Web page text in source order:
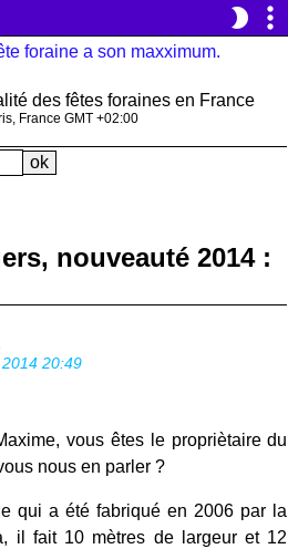
brightness_2 more_vert
des fêtes foraines en France
France GMT +02:00
nouveauté 2014 :
20:49
vous êtes le propriètaire du
nous en parler ?
qui a été fabriqué en 2006 par la
il fait 10 mètres de largeur et 12